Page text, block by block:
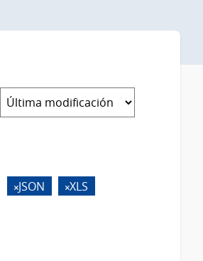
JSON
XLS